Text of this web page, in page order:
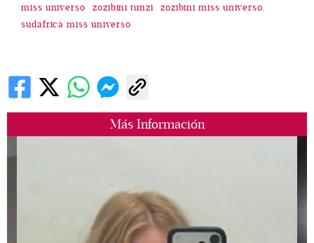
Más Información
miss universo zozibini tunzi
zozibini miss universo.
sudafrica miss universo